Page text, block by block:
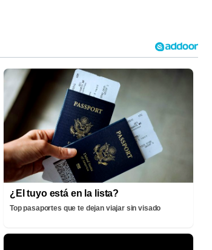
¿El tuyo está en la lista?
Top pasaportes que te dejan viajar sin visado